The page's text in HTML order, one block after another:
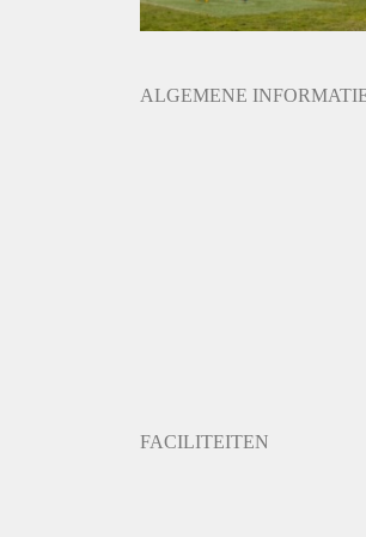
ALGEMENE
FACILITEITEN